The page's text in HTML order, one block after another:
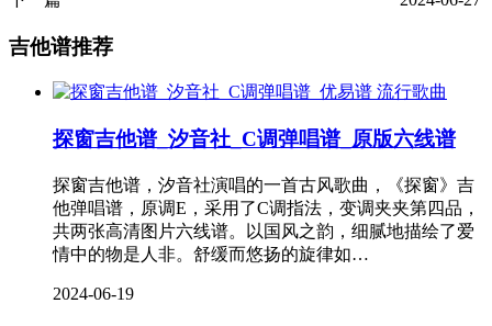
吉他谱推荐
流行歌曲
探窗吉他谱_汐音社_C调弹唱谱_原版六线谱
探窗吉他谱，汐音社演唱的一首古风歌曲，《探窗》吉
他弹唱谱，原调E，采用了C调指法，变调夹夹第四品，
共两张高清图片六线谱。以国风之韵，细腻地描绘了爱
情中的物是人非。舒缓而悠扬的旋律如…
2024-06-19